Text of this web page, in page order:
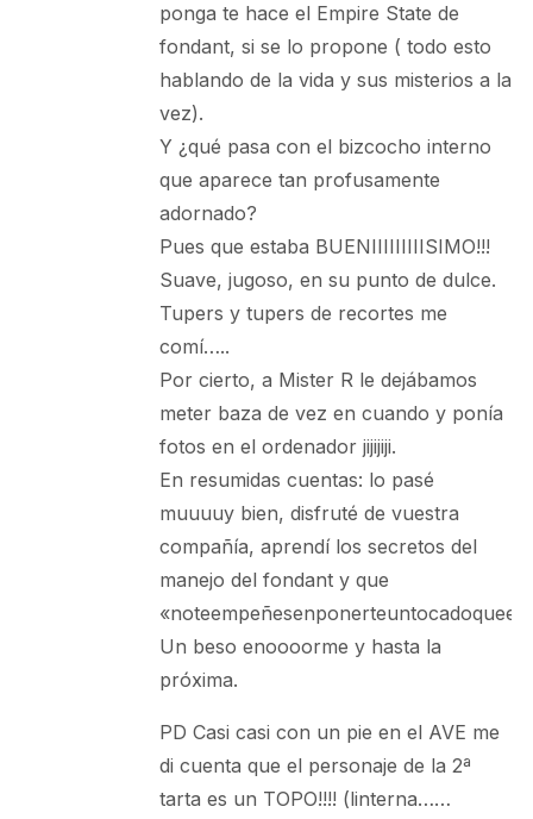
ponga te hace el Empire State de
fondant, si se lo propone ( todo esto
hablando de la vida y sus misterios a la
vez).
Y ¿qué pasa con el bizcocho interno
que aparece tan profusamente
adornado?
Pues que estaba BUENIIIIIIIIISIMO!!!
Suave, jugoso, en su punto de dulce.
Tupers y tupers de recortes me
comí…..
Por cierto, a Mister R le dejábamos
meter baza de vez en cuando y ponía
fotos en el ordenador jijijiji.
En resumidas cuentas: lo pasé
muuuuy bien, disfruté de vuestra
compañía, aprendí los secretos del
manejo del fondant y que
Un beso enoooorme y hasta la
próxima.
PD Casi casi con un pie en el AVE me
di cuenta que el personaje de la 2ª
tarta es un TOPO!!!! (linterna……